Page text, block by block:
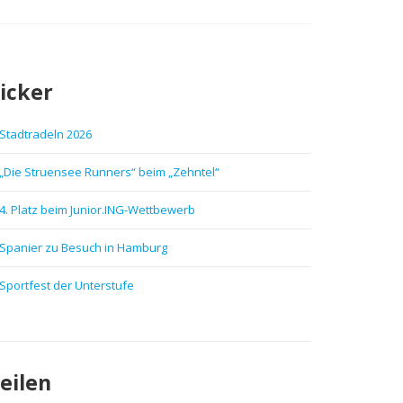
Stadtradeln 2026
„Die Struensee Runners“ beim „Zehntel“
4. Platz beim Junior.ING-Wettbewerb
Spanier zu Besuch in Hamburg
Sportfest der Unterstufe